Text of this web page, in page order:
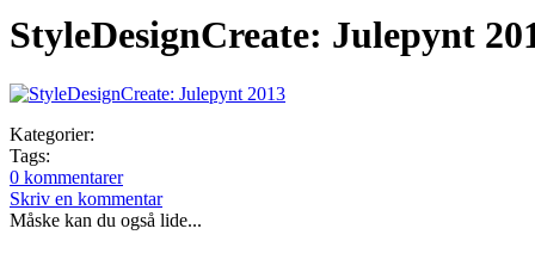
StyleDesignCreate: Julepynt
Kategorier:
Tags:
0 kommentarer
Skriv en kommentar
Måske kan du også lide...